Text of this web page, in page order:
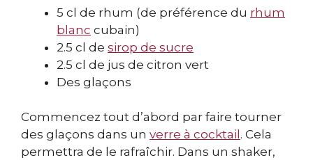
5 cl de rhum (de préférence du rhum
blanc cubain)
2.5 cl de sirop de sucre
2.5 cl de jus de citron vert
Des glaçons
Commencez tout d’abord par faire tourner
des glaçons dans un verre à cocktail . Cela
permettra de le rafraîchir. Dans un shaker,